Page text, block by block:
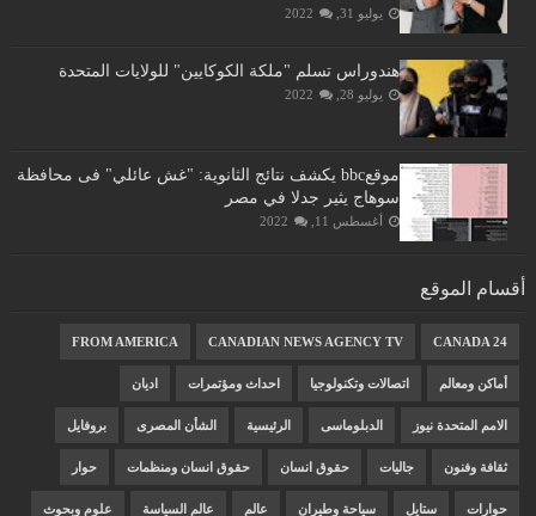
يوليو 31, 2022
هندوراس تسلم "ملكة الكوكايين" للولايات المتحدة
يوليو 28, 2022
موقعbbc يكشف نتائج الثانوية: "غش عائلي" فى محافظة
سوهاج يثير جدلا في مصر
أغسطس 11, 2022
أقسام الموقع
CANADA 24
CANADIAN NEWS AGENCY TV
FROM AMERICA
أماكن ومعالم اتصالات وتكنولوجيا احداث ومؤتمرات اديان
الامم المتحدة نيوز الدبلوماسى الرئيسية الشأن المصرى بروفايل
ثقافة وفنون جاليات حقوق انسان حقوق انسان ومنظمات حوار
حوارات ستايل سياحة وطيران عالم عالم السياسة علوم وبحوث